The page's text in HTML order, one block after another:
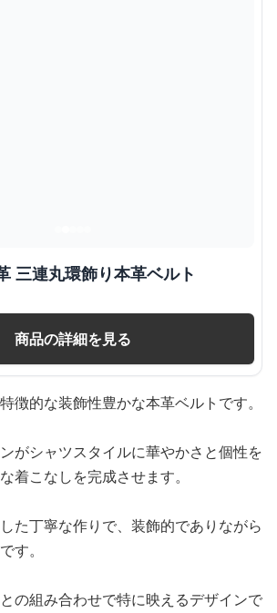
三連丸環飾り本革ベルト
商品の詳細を見る
徴的な装飾性豊かな本革ベルトです。
がシャツスタイルに華やかさと個性を
着こなしを完成させます。
た丁寧な作りで、装飾的でありながら
す。
の組み合わせで特に映えるデザインで